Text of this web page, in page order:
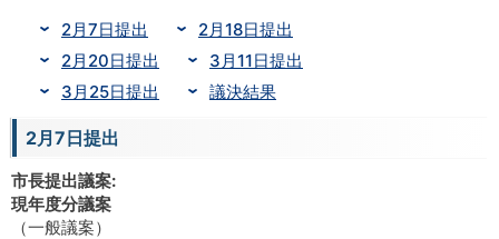
2月7日提出
2月18日提出
2月20日提出
3月11日提出
3月25日提出
議決結果
2月7日提出
市長提出議案:
現年度分議案
（一般議案）